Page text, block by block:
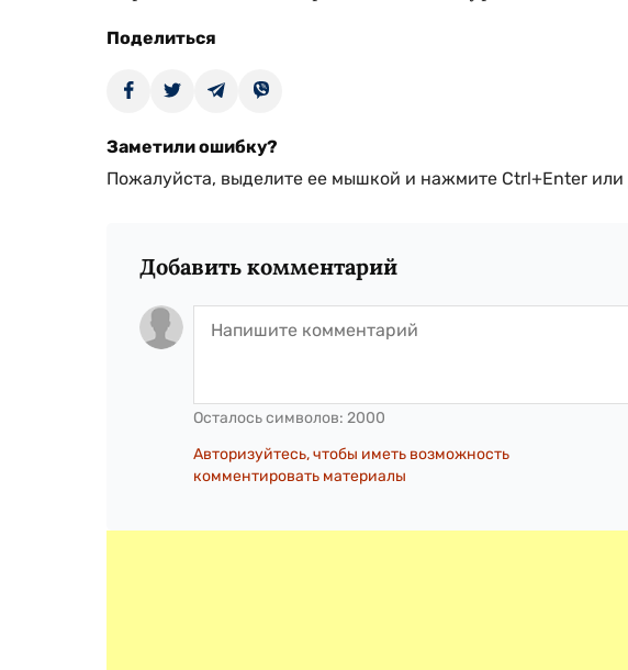
Поделиться
Заметили ошибку?
Пожалуйста, выделите ее мышкой и нажмите Ctrl+Enter или
Добавить комментарий
Осталось символов: 2000
Авторизуйтесь, чтобы иметь возможность
комментировать материалы